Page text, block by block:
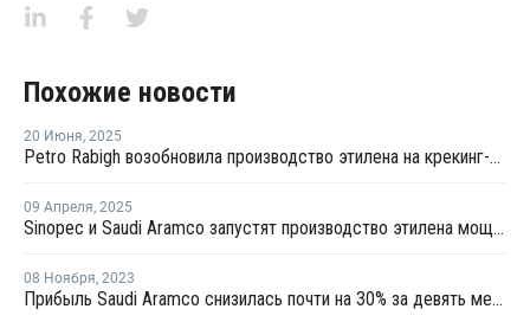
Похожие новости
20 Июня, 2025
Petro Rabigh возобновила производство этилена на крекинг-установке в Саудовской Аравии
09 Апреля, 2025
Sinopec и Saudi Aramco запустят производство этилена мощностью 1,8 млн тонн на своем НПЗ в Янбу
08 Ноября, 2023
Прибыль Saudi Aramco снизилась почти на 30% за девять месяцев